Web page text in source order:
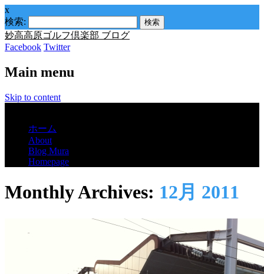
x
検索:
妙高高原ゴルフ倶楽部 ブログ
Facebook Twitter
Main menu
Skip to content
ホーム
About
Blog Mura
Homepage
Monthly Archives: 12月 2011